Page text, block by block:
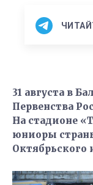
31 августа в
Первенства
На стадионе
юниоры
Октябрьского